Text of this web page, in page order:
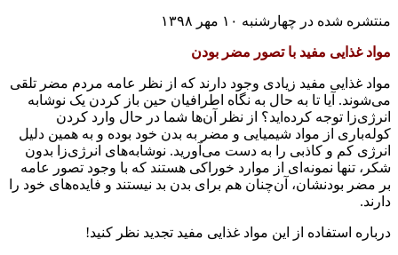
منتشره شده در چهارشنبه ۱۰ مهر ۱۳۹۸
مواد غذایی مفید با تصور مضر بودن
مواد غذایی مفید زیادی وجود دارند که از نظر عامه مردم مضر تلقی
می‌شوند. آیا تا به حال به نگاه اطرافیان حین باز کردن یک نوشابه
انرژی‌زا توجه کرده‌اید؟ از نظر آن‌ها شما در حال وارد کردن
کوله‌باری از مواد شیمیایی و مضر به بدن خود بوده و به همین دلیل
انرژی کم و کاذبی را به دست می‌آورید. نوشابه‌های انرژی‌زا بدون
شکر، تنها نمونه‌ای از موارد خوراکی هستند که با وجود تصور عامه
بر مضر بودنشان، آن‌چنان هم برای بدن بد نیستند و فایده‌های خود را
دارند.
درباره استفاده از این مواد غذایی مفید تجدید نظر کنید!